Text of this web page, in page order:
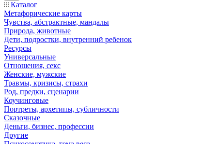
Каталог
Mетафорические карты
Чувства, абстрактные, мандалы
Природа, животные
Дети, подростки, внутренний ребенок
Ресурсы
Универсальные
Отношения, секс
Женские, мужские
Травмы, кризисы, страхи
Род, предки, сценарии
Коучинговые
Портреты, архетипы, субличности
Сказочные
Деньги, бизнес, профессии
Другие